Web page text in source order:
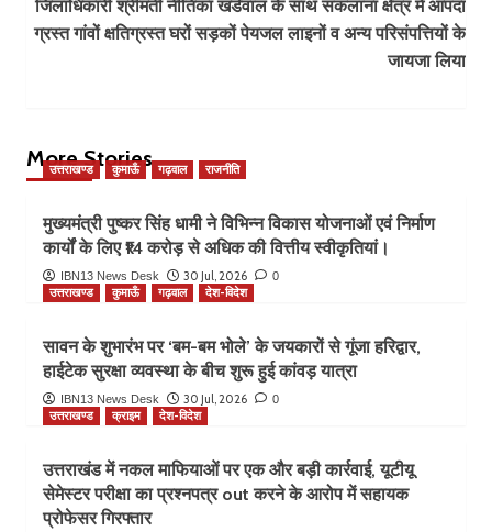
जिलाधिकारी श्रीमती नीतिका खंडेवाल के साथ सकलाना क्षेत्र में आपदा
ग्रस्त गांवों क्षतिग्रस्त घरों सड़कों पेयजल लाइनों व अन्य परिसंपत्तियों के
जायजा लिया
More Stories
उत्तराखण्ड कुमाऊँ गढ़वाल राजनीति
मुख्यमंत्री पुष्कर सिंह धामी ने विभिन्न विकास योजनाओं एवं निर्माण
कार्यों के लिए ₹14 करोड़ से अधिक की वित्तीय स्वीकृतियां।
IBN13 News Desk 30 Jul, 2026 0
उत्तराखण्ड कुमाऊँ गढ़वाल देश-विदेश
सावन के शुभारंभ पर ‘बम-बम भोले’ के जयकारों से गूंजा हरिद्वार,
हाईटेक सुरक्षा व्यवस्था के बीच शुरू हुई कांवड़ यात्रा
IBN13 News Desk 30 Jul, 2026 0
उत्तराखण्ड क्राइम देश-विदेश
उत्तराखंड में नकल माफियाओं पर एक और बड़ी कार्रवाई, यूटीयू
सेमेस्टर परीक्षा का प्रश्नपत्र out करने के आरोप में सहायक
प्रोफेसर गिरफ्तार